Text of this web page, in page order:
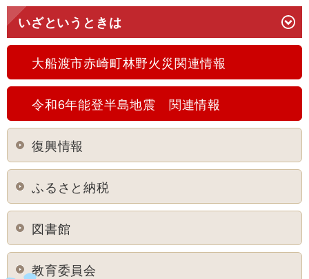
いざというときは
大船渡市赤崎町林野火災関連情報
令和6年能登半島地震 関連情報
復興情報
ふるさと納税
図書館
教育委員会